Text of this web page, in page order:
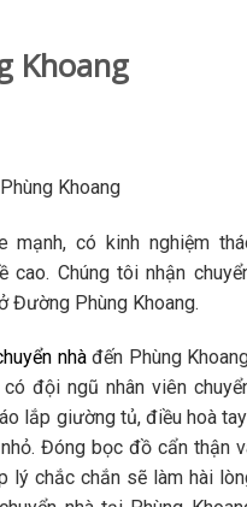
Khoang
Khoang
mạnh, có kinh nghiệm
Chúng tôi nhận
Đường Phùng Khoang.
nhàđến Phùng
đội ngũ nhân viên
lắp giường tủ, điều hoà
Đóng bọc đồ cẩn thận
lý chắc chắn sẽ làm hài